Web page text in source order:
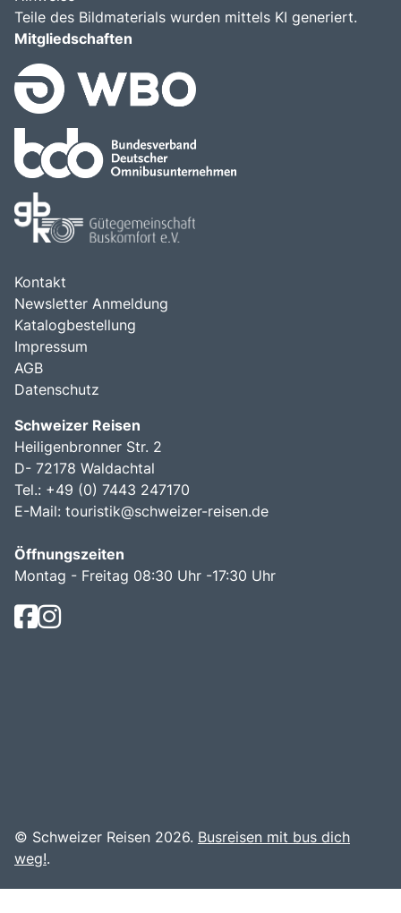
Teile des Bildmaterials wurden mittels KI generiert.
Mitgliedschaften
Kontakt
Newsletter Anmeldung
Katalogbestellung
Impressum
AGB
Datenschutz
Schweizer Reisen
Heiligenbronner Str. 2
D- 72178 Waldachtal
Tel.: +49 (0) 7443 247170
E-Mail: touristik@schweizer-reisen.de
Öffnungszeiten
Montag - Freitag 08:30 Uhr -17:30 Uhr
© Schweizer Reisen 2026. Busreisen mit bus dich
weg!.